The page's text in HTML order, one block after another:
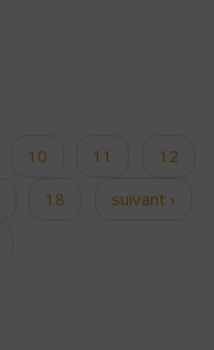
10 11
12
18
suivant ›